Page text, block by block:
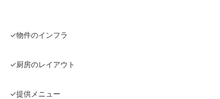
✓物件のインフラ
✓厨房のレイアウト
✓提供メニュー